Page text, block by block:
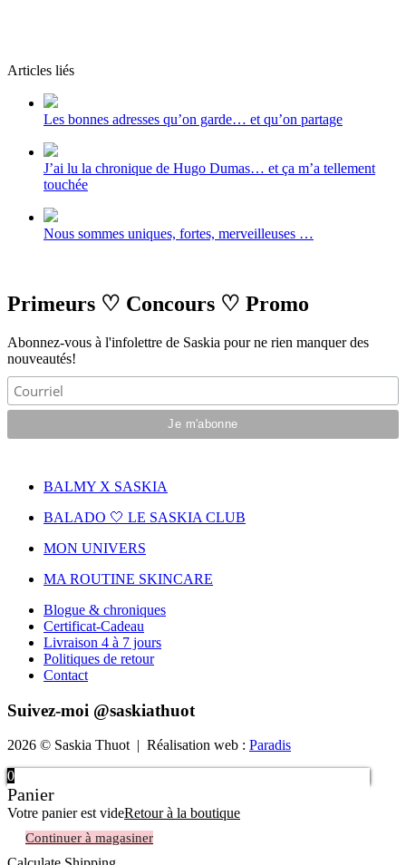
Articles liés
Les bonnes adresses qu’on garde… et qu’on partage
J’ai lu la chronique de Hugo Dumas… et ça m’a tellement
touchée
Nous sommes uniques, fortes, merveilleuses …
Primeurs ♡ Concours ♡ Promo
Abonnez-vous à l'infolettre de Saskia pour ne rien manquer des
nouveautés!
BALMY X SASKIA
BALADO 🤍 LE SASKIA CLUB
MON UNIVERS
MA ROUTINE SKINCARE
Blogue & chroniques
Certificat-Cadeau
Livraison 4 à 7 jours
Politiques de retour
Contact
Suivez-moi @saskiathuot
2026 © Saskia Thuot | Réalisation web : Paradis
0
Panier
Votre panier est videRetour à la boutique
Continuer à magasiner